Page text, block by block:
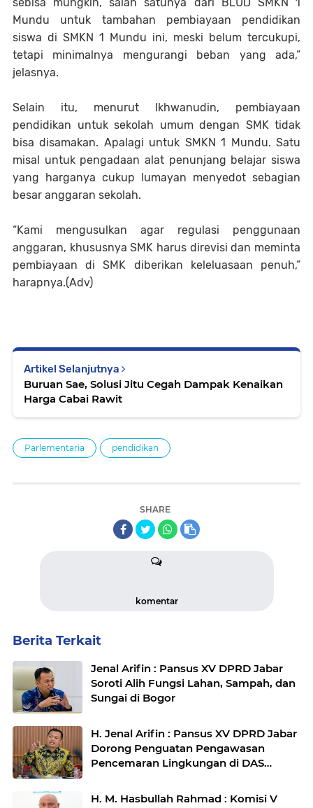
Mundu untuk tambahan pembiayaan pendidikan
siswa di SMKN 1 Mundu ini, meski belum tercukupi,
tetapi minimalnya mengurangi beban yang ada,”
jelasnya.
Selain itu, menurut Ikhwanudin, pembiayaan
pendidikan untuk sekolah umum dengan SMK tidak
bisa disamakan. Apalagi untuk SMKN 1 Mundu. Satu
misal untuk pengadaan alat penunjang belajar siswa
yang harganya cukup lumayan menyedot sebagian
besar anggaran sekolah.
“Kami mengusulkan agar regulasi penggunaan
anggaran, khususnya SMK harus direvisi dan meminta
pembiayaan di SMK diberikan keleluasaan penuh,”
harapnya.(Adv)
Artikel Selanjutnya
Buruan Sae, Solusi Jitu Cegah Dampak Kenaikan
Harga Cabai Rawit
Parlementaria pendidikan
SHARE
komentar
Berita Terkait
Jenal Arifin : Pansus XV DPRD Jabar
Soroti Alih Fungsi Lahan, Sampah, dan
Sungai di Bogor
H. Jenal Arifin : Pansus XV DPRD Jabar
Dorong Penguatan Pengawasan
Pencemaran Lingkungan di DAS
H. M. Hasbullah Rahmad : Komisi V